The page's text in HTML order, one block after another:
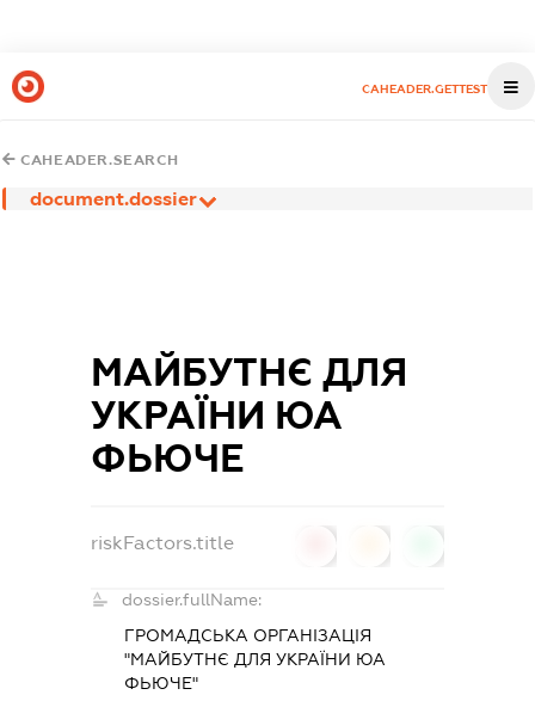
CAHEADER.GETTEST
CAHEADER.SEARCH
document.dossier
МАЙБУТНЄ ДЛЯ
УКРАЇНИ ЮА
ФЬЮЧЕ
riskFactors.title
dossier.fullName:
ГРОМАДСЬКА ОРГАНІЗАЦІЯ
"МАЙБУТНЄ ДЛЯ УКРАЇНИ ЮА
ФЬЮЧЕ"